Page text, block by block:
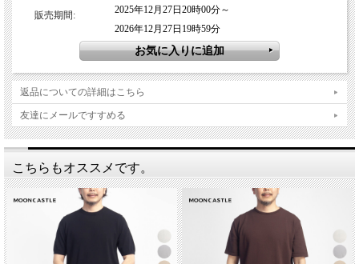
販売期間:
2025年12月27日20時00分～
2026年12月27日19時59分
返品についての詳細はこちら
友達にメールですすめる
こちらもオススメです。